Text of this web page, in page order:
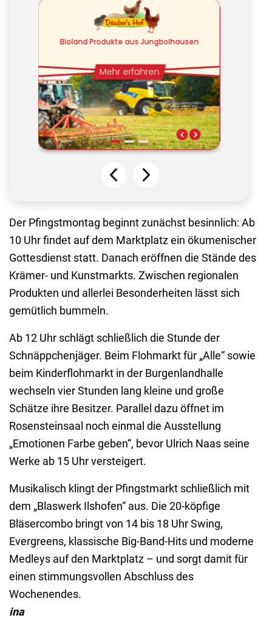
Der Pfingstmontag beginnt zunächst besinnlich: Ab
10 Uhr findet auf dem Marktplatz ein ökumenischer
Gottesdienst statt. Danach eröffnen die Stände des
Krämer- und Kunstmarkts. Zwischen regionalen
Produkten und allerlei Besonderheiten lässt sich
gemütlich bummeln.
Ab 12 Uhr schlägt schließlich die Stunde der
Schnäppchenjäger. Beim Flohmarkt für „Alle“ sowie
beim Kinderflohmarkt in der Burgenlandhalle
wechseln vier Stunden lang kleine und große
Schätze ihre Besitzer. Parallel dazu öffnet im
Rosensteinsaal noch einmal die Ausstellung
„Emotionen Farbe geben“, bevor Ulrich Naas seine
Werke ab 15 Uhr versteigert.
Musikalisch klingt der Pfingstmarkt schließlich mit
dem „Blaswerk Ilshofen“ aus. Die 20-köpfige
Bläsercombo bringt von 14 bis 18 Uhr Swing,
Evergreens, klassische Big-Band-Hits und moderne
Medleys auf den Marktplatz – und sorgt damit für
einen stimmungsvollen Abschluss des
Wochenendes.
ina